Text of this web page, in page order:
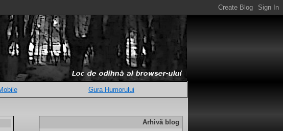
Gura Humorului
Arhivă blog